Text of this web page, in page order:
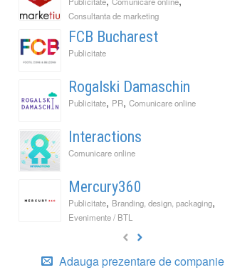
Consultanta de marketing
FCB Bucharest
Publicitate
Rogalski Damaschin
Publicitate, PR, Comunicare online
Interactions
Comunicare online
Mercury360
Publicitate, Branding, design, packaging,
Evenimente / BTL
Adauga prezentare de companie